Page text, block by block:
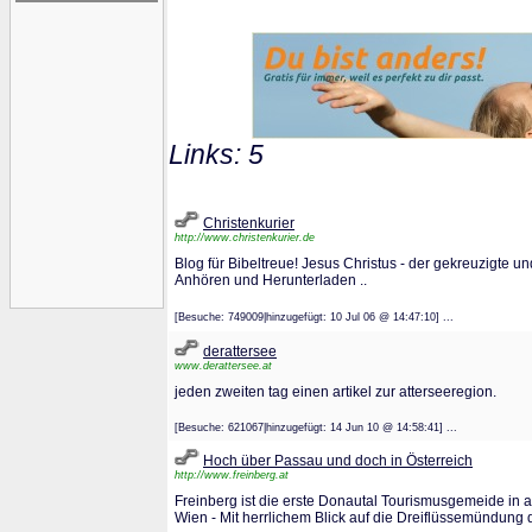
Links: 5
Christenkurier
http://www.christenkurier.de
Blog für Bibeltreue! Jesus Christus - der gekreuzigte
Anhören und Herunterladen ..
[Besuche: 749009|hinzugefügt: 10 Jul 06 @ 14:47:10] ...
derattersee
www.derattersee.at
jeden zweiten tag einen artikel zur atterseeregion.
[Besuche: 621067|hinzugefügt: 14 Jun 10 @ 14:58:41] ...
Hoch über Passau und doch in Österreich
http://www.freinberg.at
Freinberg ist die erste Donautal Tourismusgemeide
Wien - Mit herrlichem Blick auf die Dreiflüssemündung